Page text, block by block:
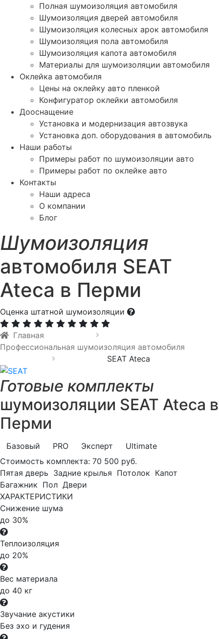
Полная шумоизоляция автомобиля
Шумоизоляция дверей автомобиля
Шумоизоляция колесных арок автомобиля
Шумоизоляция пола автомобиля
Шумоизоляция капота автомобиля
Материалы для шумоизоляции автомобиля
Оклейка автомобиля
Цены на оклейку авто пленкой
Конфигуратор оклейки автомобиля
Дооснащение
Установка и модернизация автозвука
Установка доп. оборудования в автомобиль
Наши работы
Примеры работ по шумоизоляции авто
Примеры работ по оклейке авто
Контакты
Наши адреса
О компании
Блог
Шумоизоляция
автомобиля SEAT
Ateca в Перми
Оценка штатной шумоизоляции
Главная
Профессиональная шумоизоляция автомобиля
SEAT Ateca
Готовые комплекты
шумоизоляции SEAT Ateca в
Перми
Базовый PRO Эксперт
Ultimate
Стоимость комплекта: 70 500 руб.
Пятая дверь Задние крылья Потолок Капот
Багажник Пол Двери
ХАРАКТЕРИСТИКИ
Снижение шума
до 30%
Теплоизоляция
до 20%
Вес материала
до 40 кг
Звучание акустики
Без эхо и гудения